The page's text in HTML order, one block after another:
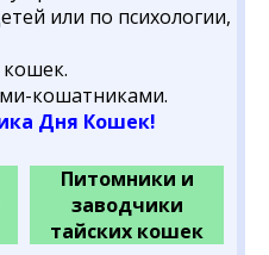
или по психологии,
кошатниками.
Дня Кошек!
Питомники и
заводчики
тайских кошек